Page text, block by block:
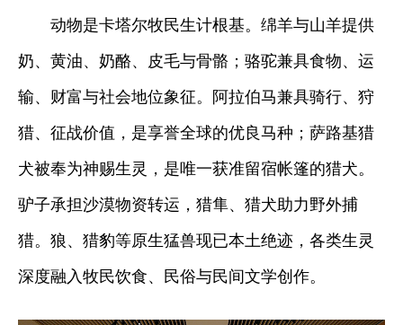
动物是卡塔尔牧民生计根基。绵羊与山羊提供
奶、黄油、奶酪、皮毛与骨骼；骆驼兼具食物、运
输、财富与社会地位象征。阿拉伯马兼具骑行、狩
猎、征战价值，是享誉全球的优良马种；萨路基猎
犬被奉为神赐生灵，是唯一获准留宿帐篷的猎犬。
驴子承担沙漠物资转运，猎隼、猎犬助力野外捕
猎。狼、猎豹等原生猛兽现已本土绝迹，各类生灵
深度融入牧民饮食、民俗与民间文学创作。